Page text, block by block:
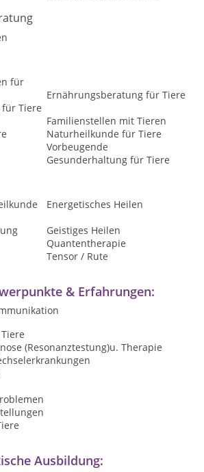
für
Ernährungsberatung für Tiere
Tiere
Familienstellen mit Tieren
Naturheilkunde für Tiere
Vorbeugende
Gesunderhaltung für Tiere
Energetisches Heilen
Geistiges Heilen
Quantentherapie
Tensor / Rute
& Erfahrungen:
(Resonanztestung)u. Therapie
Ausbildung: